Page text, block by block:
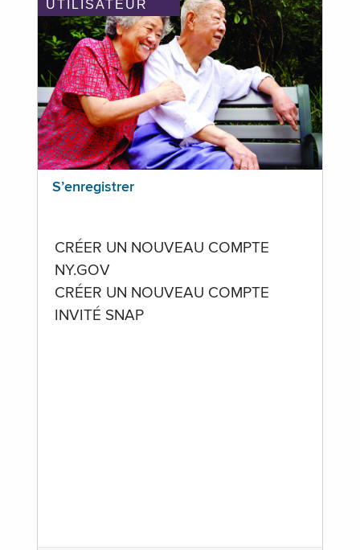
UTILISATEUR
S’enregistrer
CRÉER UN NOUVEAU COMPTE
NY.GOV
CRÉER UN NOUVEAU COMPTE
INVITÉ SNAP